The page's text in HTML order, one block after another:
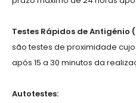
Testes Rápidos de Antigénio
são testes de proximidade
após 15 a 30 minutos da
Autotestes: